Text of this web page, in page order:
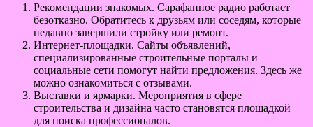
Рекомендации знакомых. Сарафанное радио работает
безотказно. Обратитесь к друзьям или соседям, которые
недавно завершили стройку или ремонт.
Интернет-площадки. Сайты объявлений,
специализированные строительные порталы и
социальные сети помогут найти предложения. Здесь же
можно ознакомиться с отзывами.
Выставки и ярмарки. Мероприятия в сфере
строительства и дизайна часто становятся площадкой
для поиска профессионалов.